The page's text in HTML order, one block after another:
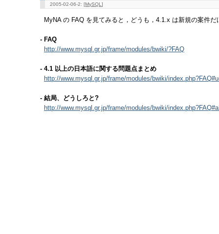
2005-02-06-2: [MySQL]
MyNA の FAQ を見てみると，どうも，4.1.x は新規の案件
- FAQ
http://www.mysql.gr.jp/frame/modules/bwiki/?FAQ
- 4.1 以上の日本語に関する問題点まとめ
http://www.mysql.gr.jp/frame/modules/bwiki/
- 結局、どうしろと?
http://www.mysql.gr.jp/frame/modules/bwiki/